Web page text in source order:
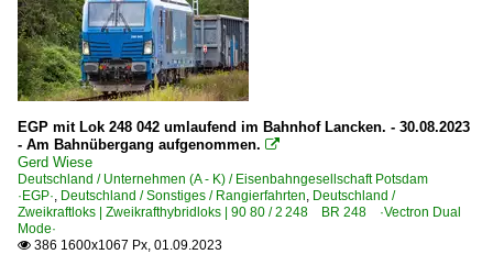
EGP mit Lok 248 042 umlaufend im Bahnhof Lancken. - 30.08.2023
- Am Bahnübergang aufgenommen. 
Gerd Wiese
Deutschland / Unternehmen (A - K) / Eisenbahngesellschaft Potsdam
·EGP·, Deutschland / Sonstiges / Rangierfahrten, Deutschland /
Zweikraftloks | Zweikrafthybridloks | 90 80 / 2 248 BR 248 ·Vectron Dual
Mode·
 386 1600x1067 Px, 01.09.2023